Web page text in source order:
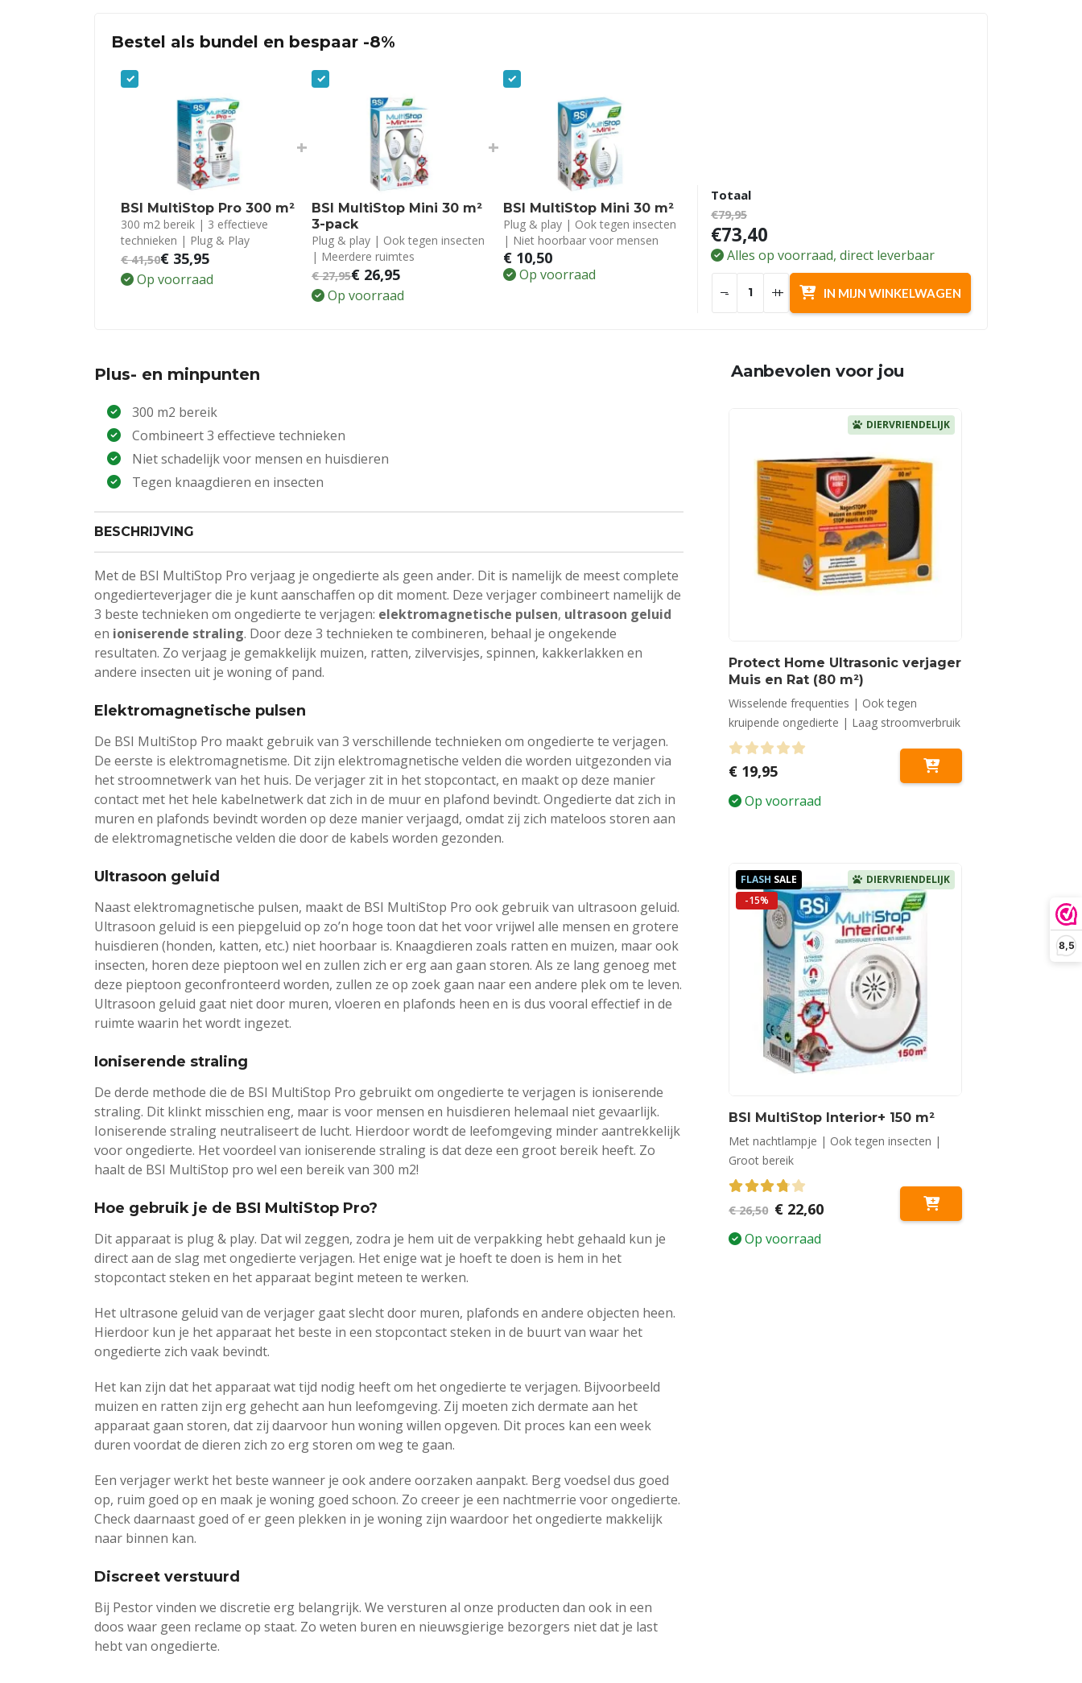
8,5
Bestel als bundel en bespaar -8%
BSI MultiStop Pro 300 m²
300 m2 bereik | 3 effectieve
technieken | Plug & Play
€41,50€ 35,95
Op voorraad
+
BSI MultiStop Mini 30 m²
3-pack
Plug & play | Ook tegen insecten
| Meerdere ruimtes
€27,95€ 26,95
Op voorraad
+
BSI MultiStop Mini 30 m²
Plug & play | Ook tegen insecten
| Niet hoorbaar voor mensen
€10,50
Op voorraad
Totaal
€79,95
€73,40
Alles op voorraad, direct leverbaar
- + IN MIJN WINKELWAGEN
Plus- en minpunten
300 m2 bereik
Combineert 3 effectieve technieken
Niet schadelijk voor mensen en huisdieren
Tegen knaagdieren en insecten
BESCHRIJVING
Met de BSI MultiStop Pro verjaag je ongedierte als geen ander. Dit is namelijk de meest complete
ongedierteverjager die je kunt aanschaffen op dit moment. Deze verjager combineert namelijk de
3 beste technieken om ongedierte te verjagen: elektromagnetische pulsen, ultrasoon geluid
en ioniserende straling. Door deze 3 technieken te combineren, behaal je ongekende
resultaten. Zo verjaag je gemakkelijk muizen, ratten, zilvervisjes, spinnen, kakkerlakken en
andere insecten uit je woning of pand.
Elektromagnetische pulsen
De BSI MultiStop Pro maakt gebruik van 3 verschillende technieken om ongedierte te verjagen.
De eerste is elektromagnetisme. Dit zijn elektromagnetische velden die worden uitgezonden via
het stroomnetwerk van het huis. De verjager zit in het stopcontact, en maakt op deze manier
contact met het hele kabelnetwerk dat zich in de muur en plafond bevindt. Ongedierte dat zich in
muren en plafonds bevindt worden op deze manier verjaagd, omdat zij zich mateloos storen aan
de elektromagnetische velden die door de kabels worden gezonden.
Ultrasoon geluid
Naast elektromagnetische pulsen, maakt de BSI MultiStop Pro ook gebruik van ultrasoon geluid.
Ultrasoon geluid is een piepgeluid op zo’n hoge toon dat het voor vrijwel alle mensen en grotere
huisdieren (honden, katten, etc.) niet hoorbaar is. Knaagdieren zoals ratten en muizen, maar ook
insecten, horen deze pieptoon wel en zullen zich er erg aan gaan storen. Als ze lang genoeg met
deze pieptoon geconfronteerd worden, zullen ze op zoek gaan naar een andere plek om te leven.
Ultrasoon geluid gaat niet door muren, vloeren en plafonds heen en is dus vooral effectief in de
ruimte waarin het wordt ingezet.
Ioniserende straling
De derde methode die de BSI MultiStop Pro gebruikt om ongedierte te verjagen is ioniserende
straling. Dit klinkt misschien eng, maar is voor mensen en huisdieren helemaal niet gevaarlijk.
Ioniserende straling neutraliseert de lucht. Hierdoor wordt de leefomgeving minder aantrekkelijk
voor ongedierte. Het voordeel van ioniserende straling is dat deze een groot bereik heeft. Zo
haalt de BSI MultiStop pro wel een bereik van 300 m2!
Hoe gebruik je de BSI MultiStop Pro?
Dit apparaat is plug & play. Dat wil zeggen, zodra je hem uit de verpakking hebt gehaald kun je
direct aan de slag met ongedierte verjagen. Het enige wat je hoeft te doen is hem in het
stopcontact steken en het apparaat begint meteen te werken.
Het ultrasone geluid van de verjager gaat slecht door muren, plafonds en andere objecten heen.
Hierdoor kun je het apparaat het beste in een stopcontact steken in de buurt van waar het
ongedierte zich vaak bevindt.
Het kan zijn dat het apparaat wat tijd nodig heeft om het ongedierte te verjagen. Bijvoorbeeld
muizen en ratten zijn erg gehecht aan hun leefomgeving. Zij moeten zich dermate aan het
apparaat gaan storen, dat zij daarvoor hun woning willen opgeven. Dit proces kan een week
duren voordat de dieren zich zo erg storen om weg te gaan.
Een verjager werkt het beste wanneer je ook andere oorzaken aanpakt. Berg voedsel dus goed
op, ruim goed op en maak je woning goed schoon. Zo creeer je een nachtmerrie voor ongedierte.
Check daarnaast goed of er geen plekken in je woning zijn waardoor het ongedierte makkelijk
naar binnen kan.
Discreet verstuurd
Bij Pestor vinden we discretie erg belangrijk. We versturen al onze producten dan ook in een
doos waar geen reclame op staat. Zo weten buren en nieuwsgierige bezorgers niet dat je last
hebt van ongedierte.
Aanbevolen voor jou
DIERVRIENDELIJK
Protect Home Ultrasonic verjager
Muis en Rat (80 m²)
Wisselende frequenties | Ook tegen
kruipende ongedierte | Laag stroomverbruik
0 out of 5
€ 19,95
Op voorraad
FLASH SALE
-15%
DIERVRIENDELIJK
BSI MultiStop Interior+ 150 m²
Met nachtlampje | Ook tegen insecten |
Groot bereik
3.81out of 5
€26,50 Oorspronkelijke
prijs
was:
€ 22,60Huidige
Op voorraad